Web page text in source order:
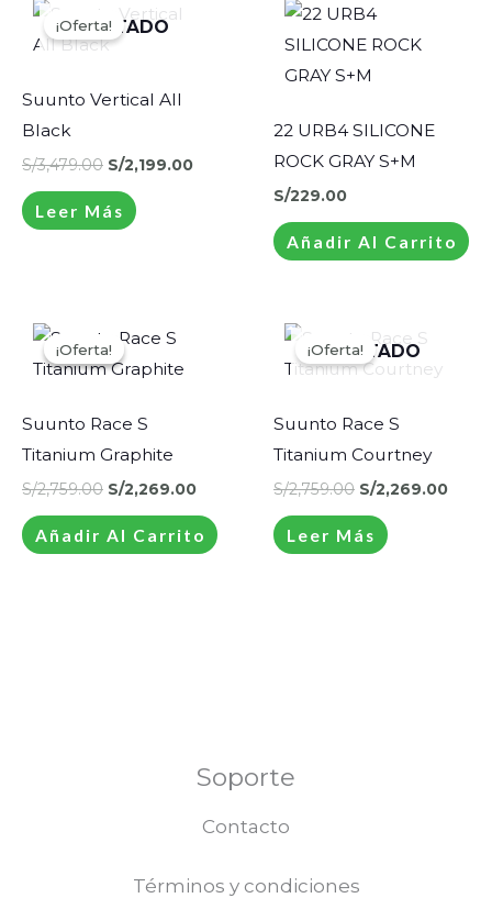
¡Oferta!
AGOTADO
¡Oferta!
Suunto Vertical All
Black
S/3,479.00
precio
original
era:
S/2,199.00
Leer Más
22 URB4 SILICONE
ROCK GRAY S+M
S/229.00
Añadir Al Carrito
¡Oferta!
¡Oferta!
Suunto Race S
Titanium Graphite
S/2,759.00
precio
original
era:
S/2,269.00
Añadir Al Carrito
¡Oferta!
AGOTADO
¡Oferta!
Suunto Race S
Titanium Courtney
S/2,759.00
precio
original
era:
S/2,269.00
Leer Más
Soporte
Contacto
Términos y condiciones